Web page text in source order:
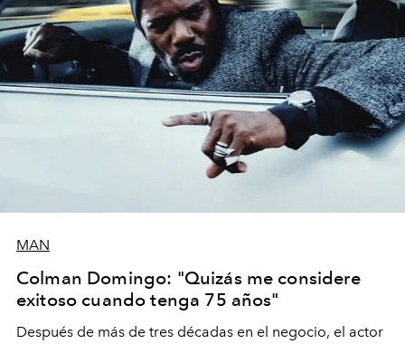
MAN
Colman Domingo: "Quizás me considere
exitoso cuando tenga 75 años"
Después de más de tres décadas en el negocio, el actor